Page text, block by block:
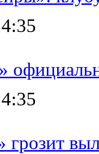
грозит